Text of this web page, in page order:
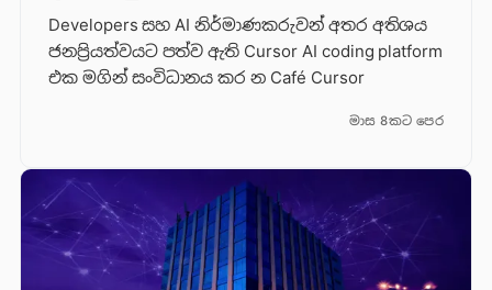
Developers සහ AI නිර්මාණකරුවන් අතර අතිශය
ජනප්‍රියත්වයට පත්ව ඇති Cursor AI coding platform
එක මගින් සංවිධානය කර න Café Cursor
මාස 8කට පෙර